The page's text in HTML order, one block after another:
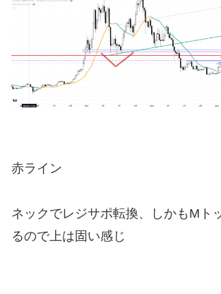
赤ライン
ネックでレジサポ転換、しかもMト
るので上は固い感じ